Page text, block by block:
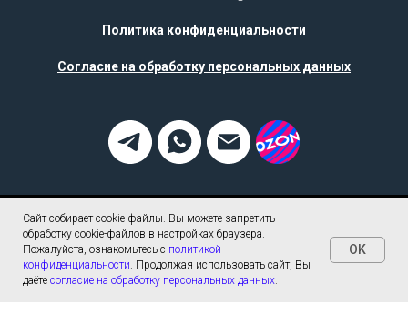
Политика конфиденциальности
Согласие на обработку персональных данных
Сайт собирает cookie-файлы. Вы можете запретить
обработку cookie-файлов в настройках браузера.
Пожалуйста, ознакомьтесь с политикой
конфиденциальности. Продолжая использовать сайт, Вы
даёте согласие на обработку персональных данных.
OK